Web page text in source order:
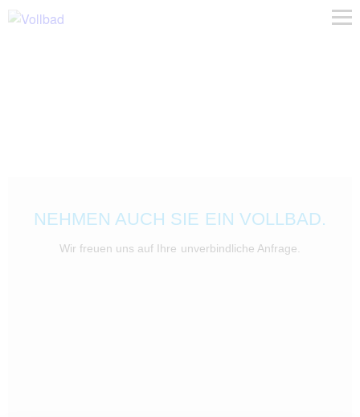
NEHMEN AUCH SIE EIN VOLLBAD.
Wir freuen uns auf Ihre unverbindliche Anfrage.